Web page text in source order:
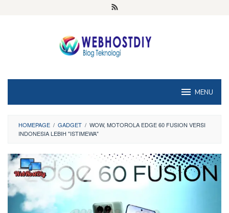
MENU
HOMEPAGE / GADGET / WOW, MOTOROLA EDGE 60 FUSION VERSI
INDONESIA LEBIH "ISTIMEWA"